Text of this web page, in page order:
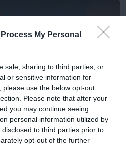
My Personal
sale, sharing to third parties, or
or sensitive information for
please use the below opt-out
Please note that after your
you may continue seeing
personal information utilized by
to third parties prior to
opt-out of the further
Falls Off After The First